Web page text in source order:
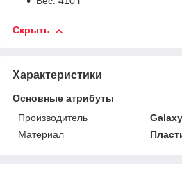
Скрыть
Характеристики
Основные атрибуты
Производитель
Galaxy
Материал